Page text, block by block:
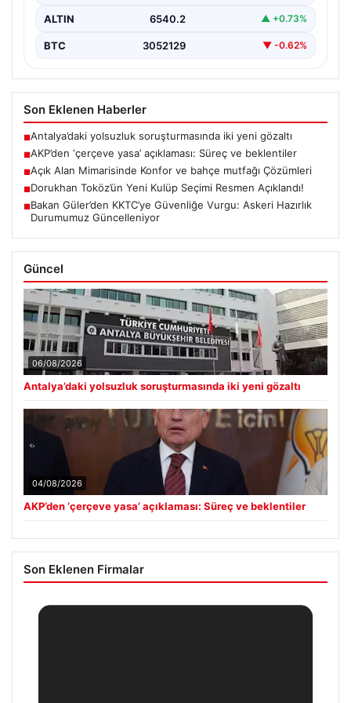
ALTIN 6540.2 ▲ +0.73%
BTC 3052129 ▼ -0.62%
Son Eklenen Haberler
■Antalya’daki yolsuzluk soruşturmasında iki yeni gözaltı
■AKP’den ‘çerçeve yasa’ açıklaması: Süreç ve beklentiler
■Açık Alan Mimarisinde Konfor ve bahçe mutfağı Çözümleri
■Dorukhan Toköz’ün Yeni Kulüp Seçimi Resmen Açıklandı!
■Bakan Güler’den KKTC’ye Güvenliğe Vurgu: Askeri Hazırlık
Durumumuz Güncelleniyor
Güncel
06/08/2026
Antalya’daki yolsuzluk soruşturmasında iki yeni gözaltı
04/08/2026
AKP’den ‘çerçeve yasa’ açıklaması: Süreç ve beklentiler
Son Eklenen Firmalar